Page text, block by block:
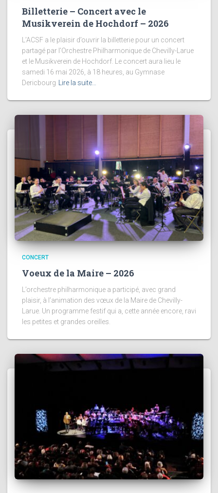
Billetterie – Concert avec le
Musikverein de Hochdorf – 2026
L’ACSF a le plaisir d’ouvrir la billetterie pour un concert
partagé par l’Orchestre Philharmonique de Chevilly-Larue
et le Musikverein de Hochdorf. Le concert aura lieu le
samedi 16 mai 2026, à 18 heures, au Gymnase
Dericbourg
Lire la suite…
CONCERT
Voeux de la Maire – 2026
L’orchestre philharmonique a participé, avec grand
plaisir, à l’animation des vœux de la Maire de Chevilly-
Larue. Un programme festif qui a, cette année encore, ravi
les petites et grandes oreilles.